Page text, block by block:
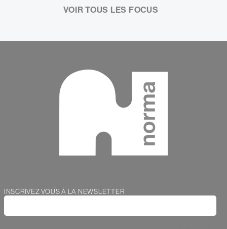
VOIR TOUS LES FOCUS
Webform
INSCRIVEZ VOUS À LA NEWSLETTER